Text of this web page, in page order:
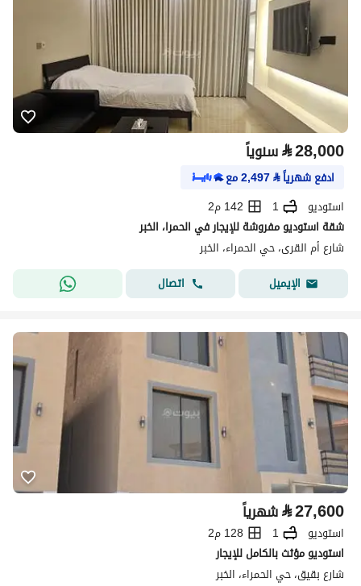
⃁28,000 سنوياً
ادفع شهرياً⃁
2,497مع
استوديو
1
142 م2
شقة استوديو مفروشة للإيجار في الحمرا، الخبر
شارع أم القرى، حي الحمراء، الخبر
الإيميل
اتصال
⃁27,600 شهرياً
استوديو 1
128 م2
استوديو مؤثث بالكامل للإيجار
شارع بقيق، حي الحمراء، الخبر